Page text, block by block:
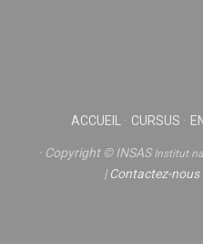
ACCUEIL CURSUS
Copyright © INSASInstitut
|Contactez-nous